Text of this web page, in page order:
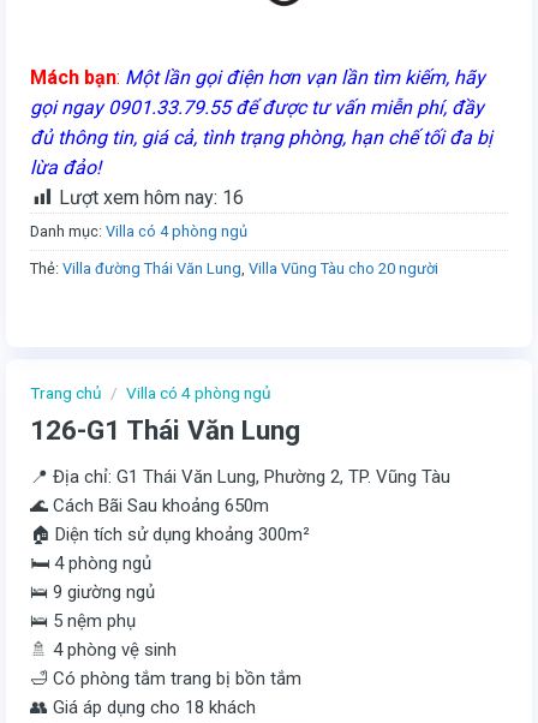
Trang chủ / Villa có 4 phòng ngủ
126-G1 Thái Văn Lung
📍 Địa chỉ: G1 Thái Văn Lung, Phường 2, TP. Vũng Tàu
🌊 Cách Bãi Sau khoảng 650m
🏠 Diện tích sử dụng khoảng 300m²
🛏️ 4 phòng ngủ
🛌 9 giường ngủ
🛌 5 nệm phụ
🚿 4 phòng vệ sinh
🛁 Có phòng tắm trang bị bồn tắm
👥 Giá áp dụng cho 18 khách
Mách bạn: Một lần gọi điện hơn vạn lần tìm kiếm, hãy
gọi ngay 0901.33.79.55 để được tư vấn miễn phí, đầy
đủ thông tin, giá cả, tình trạng phòng, hạn chế tối đa bị
lừa đảo!
Lượt xem hôm nay: 16
Danh mục: Villa có 4 phòng ngủ
Thẻ: Villa đường Thái Văn Lung, Villa Vũng Tàu cho 20 người